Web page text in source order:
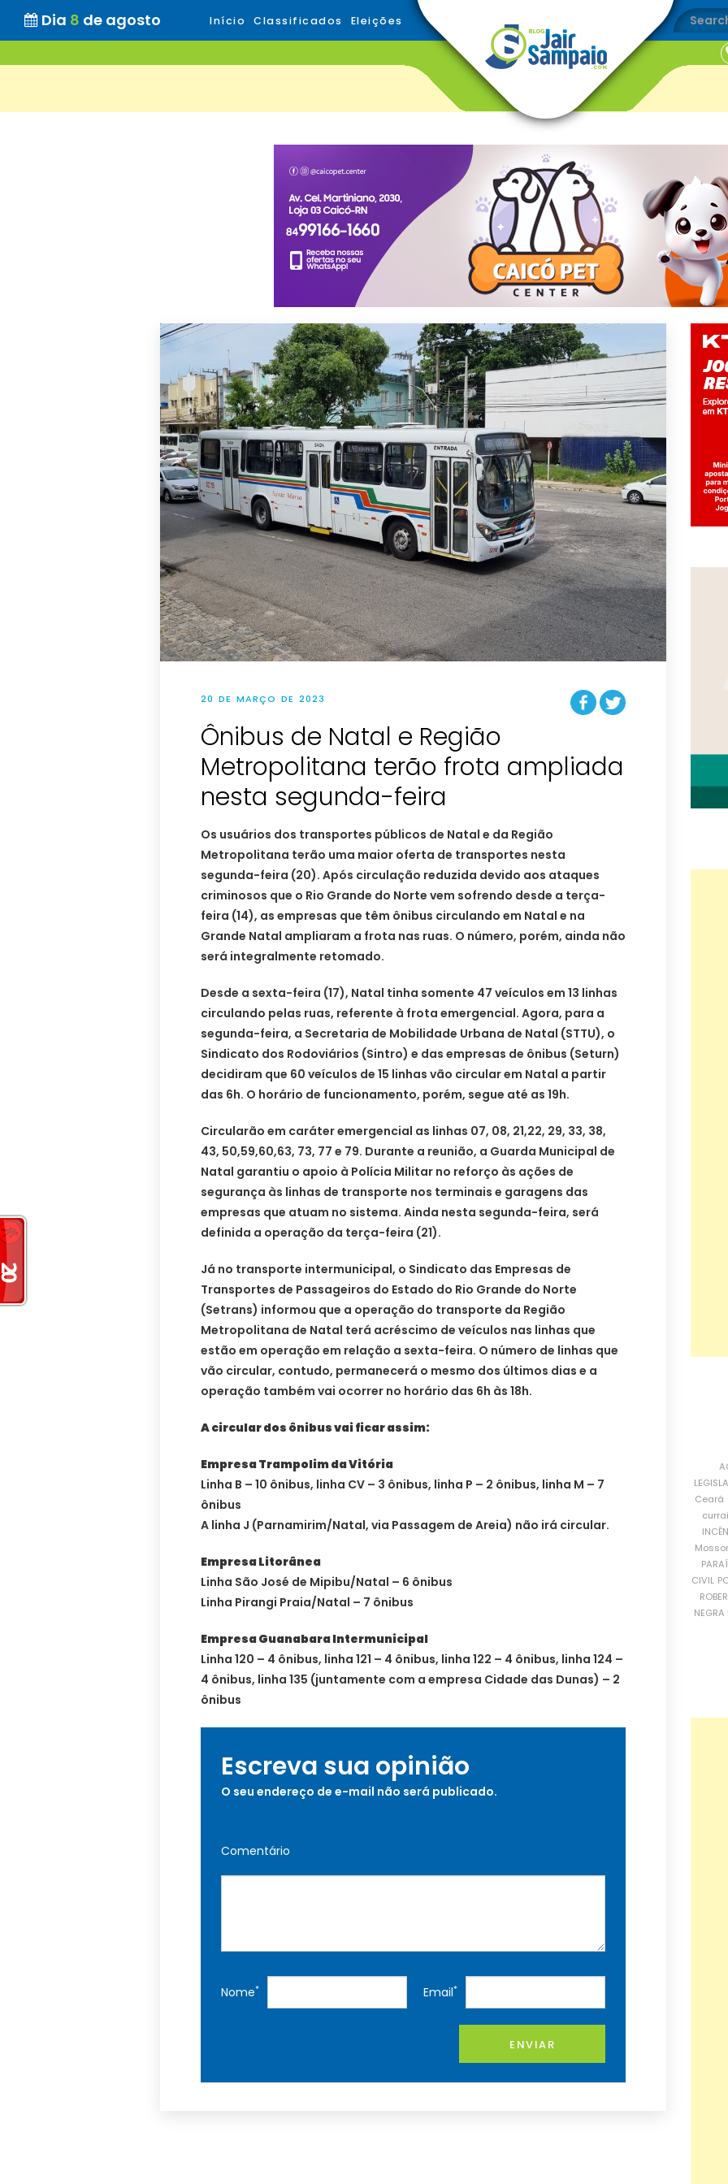
Dia 8 de agosto Início Classificados Eleições
20 DE MARÇO DE 2023
Ônibus de Natal e Região
Metropolitana terão frota ampliada
nesta segunda-feira
Os usuários dos transportes públicos de Natal e da Região
Metropolitana terão uma maior oferta de transportes nesta
segunda-feira (20). Após circulação reduzida devido aos ataques
criminosos que o Rio Grande do Norte vem sofrendo desde a terça-
feira (14), as empresas que têm ônibus circulando em Natal e na
Grande Natal ampliaram a frota nas ruas. O número, porém, ainda não
será integralmente retomado.
Desde a sexta-feira (17), Natal tinha somente 47 veículos em 13 linhas
circulando pelas ruas, referente à frota emergencial. Agora, para a
segunda-feira, a Secretaria de Mobilidade Urbana de Natal (STTU), o
Sindicato dos Rodoviários (Sintro) e das empresas de ônibus (Seturn)
decidiram que 60 veículos de 15 linhas vão circular em Natal a partir
das 6h. O horário de funcionamento, porém, segue até as 19h.
Circularão em caráter emergencial as linhas 07, 08, 21,22, 29, 33, 38,
43, 50,59,60,63, 73, 77 e 79. Durante a reunião, a Guarda Municipal de
Natal garantiu o apoio à Polícia Militar no reforço às ações de
segurança às linhas de transporte nos terminais e garagens das
empresas que atuam no sistema. Ainda nesta segunda-feira, será
definida a operação da terça-feira (21).
Já no transporte intermunicipal, o Sindicato das Empresas de
Transportes de Passageiros do Estado do Rio Grande do Norte
(Setrans) informou que a operação do transporte da Região
Metropolitana de Natal terá acréscimo de veículos nas linhas que
estão em operação em relação a sexta-feira. O número de linhas que
vão circular, contudo, permanecerá o mesmo dos últimos dias e a
operação também vai ocorrer no horário das 6h às 18h.
A circular dos ônibus vai ficar assim:
Empresa Trampolim da Vitória
Linha B – 10 ônibus, linha CV – 3 ônibus, linha P – 2 ônibus, linha M – 7
ônibus
A linha J (Parnamirim/Natal, via Passagem de Areia) não irá circular.
Empresa Litorânea
Linha São José de Mipibu/Natal – 6 ônibus
Linha Pirangi Praia/Natal – 7 ônibus
Empresa Guanabara Intermunicipal
Linha 120 – 4 ônibus, linha 121 – 4 ônibus, linha 122 – 4 ônibus, linha 124 –
4 ônibus, linha 135 (juntamente com a empresa Cidade das Dunas) – 2
ônibus
Escreva sua opinião
O seu endereço de e-mail não será publicado.
Comentário
Nome* Email*
ENVIAR
Ceará
CIVIL
NEGRA